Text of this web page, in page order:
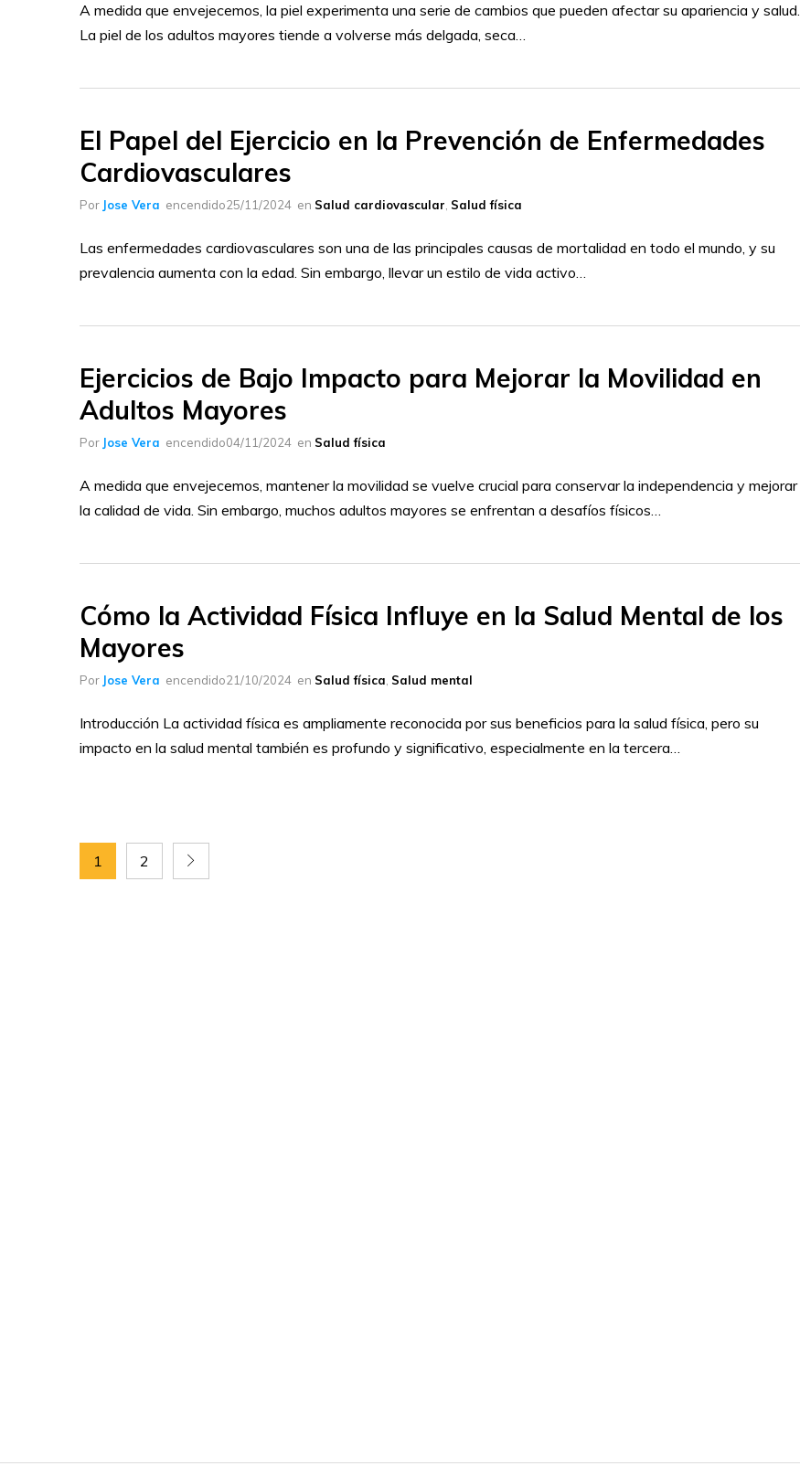
A medida que envejecemos, la piel experimenta una serie de cambios que pueden afectar su apariencia y salud.
La piel de los adultos mayores tiende a volverse más delgada, seca…
El Papel del Ejercicio en la Prevención de Enfermedades
Cardiovasculares
Por Jose Vera encendido25/11/2024 en Salud cardiovascular Salud física
Las enfermedades cardiovasculares son una de las principales causas de mortalidad en todo el mundo, y su
prevalencia aumenta con la edad. Sin embargo, llevar un estilo de vida activo…
Ejercicios de Bajo Impacto para Mejorar la Movilidad en
Adultos Mayores
Por Jose Vera encendido04/11/2024 en Salud física
A medida que envejecemos, mantener la movilidad se vuelve crucial para conservar la independencia y mejorar
la calidad de vida. Sin embargo, muchos adultos mayores se enfrentan a desafíos físicos…
Cómo la Actividad Física Influye en la Salud Mental de los
Mayores
Por Jose Vera encendido21/10/2024 en Salud física Salud mental
Introducción La actividad física es ampliamente reconocida por sus beneficios para la salud física, pero su
impacto en la salud mental también es profundo y significativo, especialmente en la tercera…
1 2